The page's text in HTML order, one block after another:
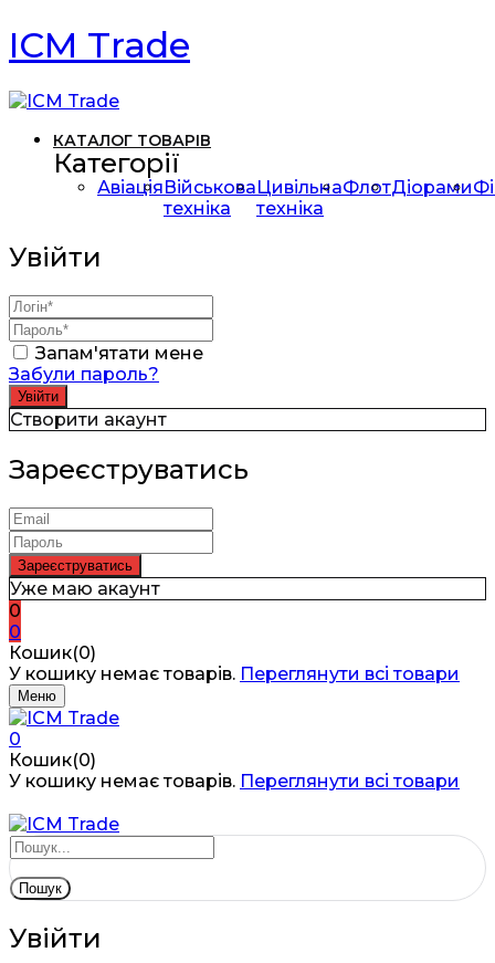
ICM Trade
КАТАЛОГ ТОВАРІВ
Категорії
АвіаціяВійськова
техніка
Цивільна
техніка
ФлотДіорами
Увійти
Запам'ятати мене
Забули пароль?
Створити акаунт
Зареєструватись
Уже маю акаунт
0
0
Кошик(0)
У кошику немає товарів. Переглянути всі товари
Меню
0
Кошик(0)
У кошику немає товарів. Переглянути всі товари
Пошук
Увійти